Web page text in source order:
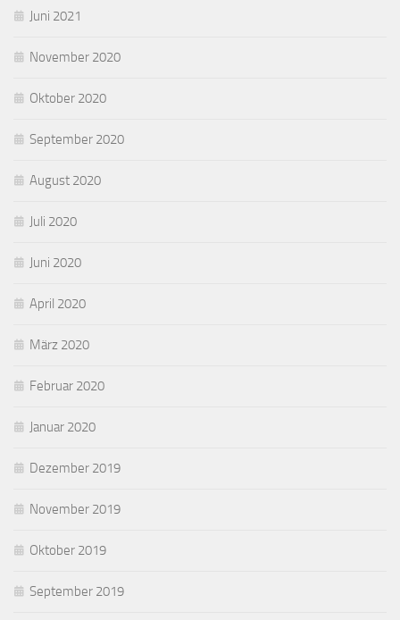
Juni 2021
November 2020
Oktober 2020
September 2020
August 2020
Juli 2020
Juni 2020
April 2020
März 2020
Februar 2020
Januar 2020
Dezember 2019
November 2019
Oktober 2019
September 2019